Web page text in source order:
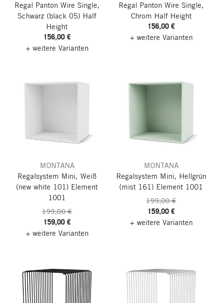
Regal Panton Wire Single,
Schwarz (black 05) Half
Height
156,00 €
+ weitere Varianten
Regal Panton Wire Single,
Chrom Half Height
156,00 €
+ weitere Varianten
MONTANA
Regalsystem Mini, Weiß
(new white 101) Element
1001
199,00 €
159,00 €
+ weitere Varianten
MONTANA
Regalsystem Mini, Hellgrün
(mist 161) Element 1001
199,00 €
159,00 €
+ weitere Varianten